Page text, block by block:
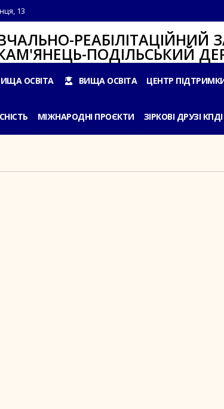
13
РЕАБІЛІТАЦІЙНИЙ
ПОДІЛЬСЬКИЙ
ОСВІТА ВИЩА ОСВІТА ЦЕНТР
МІЖНАРОДНІ ПРОЄКТИ ЗІРКОВІ ДРУЗІ КПДІ